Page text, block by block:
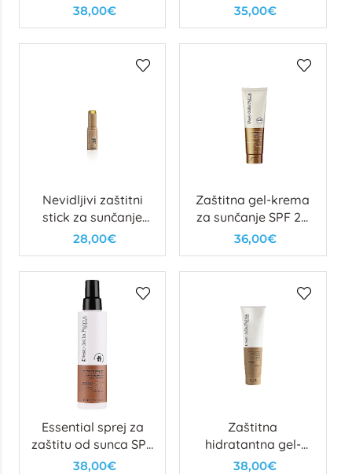
SPF 50+
38,00€ 35,00€
Nevidljivi zaštitni
stick za sunčanje
SPF 50+
28,00€
Zaštitna gel-krema
za sunčanje SPF 20
— vodootporna
36,00€
Essential sprej za
zaštitu od sunca SPF
50
38,00€
Zaštitna
hidratantna gel-
krema SPF 30
38,00€